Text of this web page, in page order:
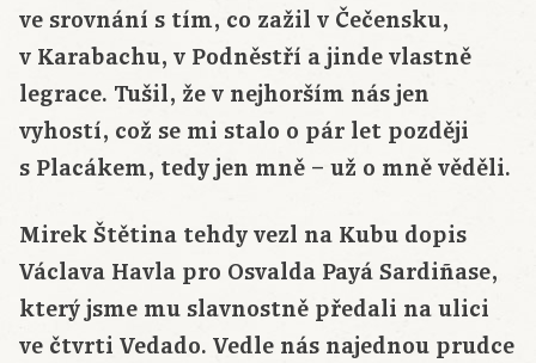
ve srovnání s tím, co zažil v Čečensku,
v Karabachu, v Podněstří a jinde vlastně
legrace. Tušil, že v nejhorším nás jen
vyhostí, což se mi stalo o pár let později
s Placákem, tedy jen mně – už o mně věděli.
Mirek Štětina tehdy vezl na Kubu dopis
Václava Havla pro Osvalda Payá Sardiñase,
který jsme mu slavnostně předali na ulici
ve čtvrti Vedado. Vedle nás najednou prudce